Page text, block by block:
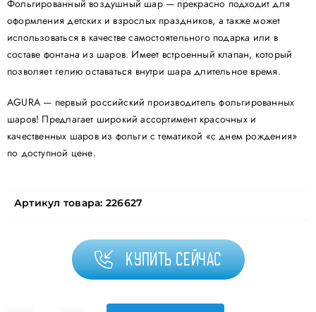
Фольгированный воздушный шар — прекрасно подходит для
оформления детских и взрослых праздников, а также может
использоваться в качестве самостоятельного подарка или в
составе фонтана из шаров. Имеет встроенный клапан, который
позволяет гелию оставаться внутри шара длительное время.
AGURA — первый российский производитель фольгированных
шаров! Предлагает широкий ассортимент красочных и
качественных шаров из фольги с тематикой «с днем рождения»
по доступной цене.
Артикул товара: 226627
Купить сейчас